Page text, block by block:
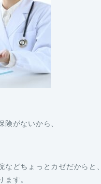
険がないから、
どちょっとカゼだからと、
ます。